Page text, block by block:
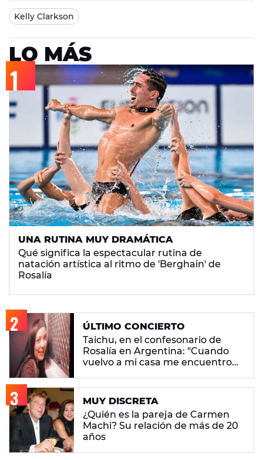
Kelly Clarkson
LO MÁS
UNA RUTINA MUY DRAMÁTICA
Qué significa la espectacular rutina de
natación artística al ritmo de 'Berghain' de
Rosalía
ÚLTIMO CONCIERTO
Taichu, en el confesonario de
Rosalía en Argentina: "Cuando
vuelvo a mi casa me encuentro
MUY DISCRETA
¿Quién es la pareja de Carmen
Machi? Su relación de más de 20
años